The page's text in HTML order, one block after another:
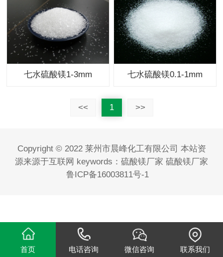
七水硫酸镁1-3mm 七水硫酸镁0.1-1mm
<< 1 >>
Copyright © 2022 莱州市晨峰化工有限公司 本站资
源来源于互联网 keywords： 硫酸镁厂家 硫酸镁厂家
鲁ICP备16003811号-1
首页 电话咨询 微信咨询 联系我们